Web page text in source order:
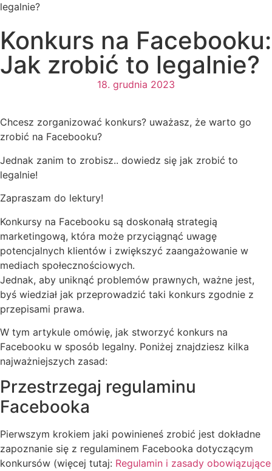
legalnie?
Konkurs na Facebooku:
Jak zrobić to legalnie?
18. grudnia 2023
Chcesz zorganizować konkurs? uważasz, że warto go
zrobić na Facebooku?
Jednak zanim to zrobisz.. dowiedz się jak zrobić to
legalnie!
Zapraszam do lektury!
Konkursy na Facebooku są doskonałą strategią
marketingową, która może przyciągnąć uwagę
potencjalnych klientów i zwiększyć zaangażowanie w
mediach społecznościowych.
Jednak, aby uniknąć problemów prawnych, ważne jest,
byś wiedział jak przeprowadzić taki konkurs zgodnie z
przepisami prawa.
W tym artykule omówię, jak stworzyć konkurs na
Facebooku w sposób legalny. Poniżej znajdziesz kilka
najważniejszych zasad:
Przestrzegaj regulaminu
Facebooka
Pierwszym krokiem jaki powinieneś zrobić jest dokładne
zapoznanie się z regulaminem Facebooka dotyczącym
konkursów (więcej tutaj: Regulamin i zasady obowiązujące